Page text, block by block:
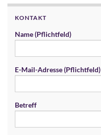
KONTAKT
Name (Pflichtfeld)
E-Mail-Adresse (Pflichtfeld)
Betreff